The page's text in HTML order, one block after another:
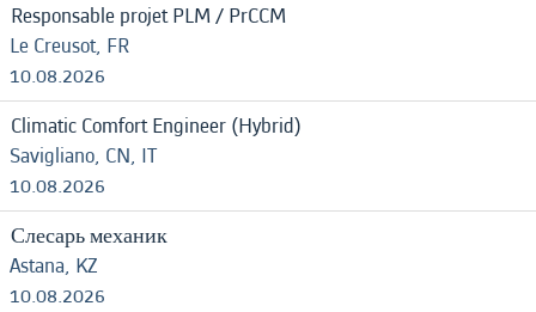
Responsable projet PLM / PrCCM
Le Creusot, FR
10.08.2026
Climatic Comfort Engineer (Hybrid)
Savigliano, CN, IT
10.08.2026
Слесарь механик
Astana, KZ
10.08.2026